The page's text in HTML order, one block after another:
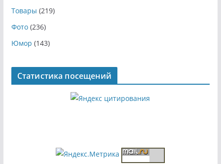
Товары (219)
Фото(236)
Юмор (143)
Статистика посещений